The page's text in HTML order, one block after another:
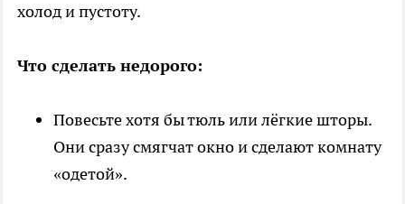
холод и пустоту.
Что сделать недорого:
Повесьте хотя бы тюль или лёгкие шторы.
Они сразу смягчат окно и сделают комнату
«одетой».